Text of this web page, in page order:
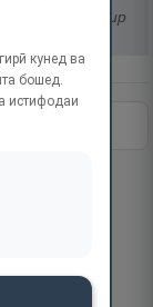
тафсир
кунед ва
бошед.
истифодаи